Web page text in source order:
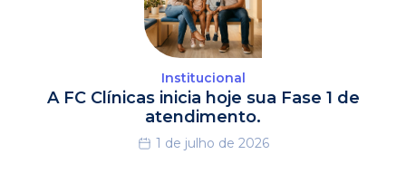
Institucional
A FC Clínicas inicia hoje sua Fase 1 de
atendimento.
1 de julho de 2026